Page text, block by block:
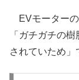
EVモーターの
「ガチガチの
されていため」